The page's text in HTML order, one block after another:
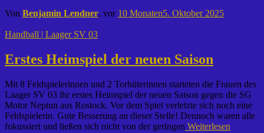
Von Benjamin Lendner, vor 10 Monaten5. Oktober 2025
Handball | Laager SV 03
Erstes Heimspiel der neuen Saison
Mit 8 Feldspielerinnen und 2 Torhüterinnen starteten die Frauen des
Laager SV 03 ihr erstes Heimspiel der neuen Saison gegen die SG
Motor Neptun aus Rostock. Vor dem Spiel verletzte sich noch eine
Feldspielerin. Gute Besserung an dieser Stelle! Dennoch waren alle
fokussiert und ließen sich nicht von der geringen Weiterlesen